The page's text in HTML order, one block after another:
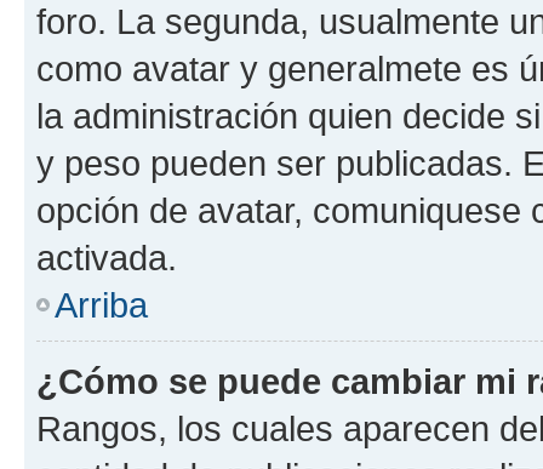
foro. La segunda, usualmente
como avatar y generalmete es
la administración quien decide
y peso pueden ser publicadas.
opción de avatar, comuniquese
activada.
Arriba
¿Cómo se puede cambiar mi
Rangos, los cuales aparecen